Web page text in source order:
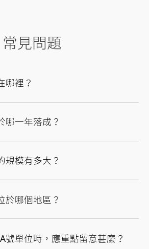
常見問題
哪裡？
哪一年落成？
規模有多大？
於哪個地區？
號單位時，應重點留意甚麼？